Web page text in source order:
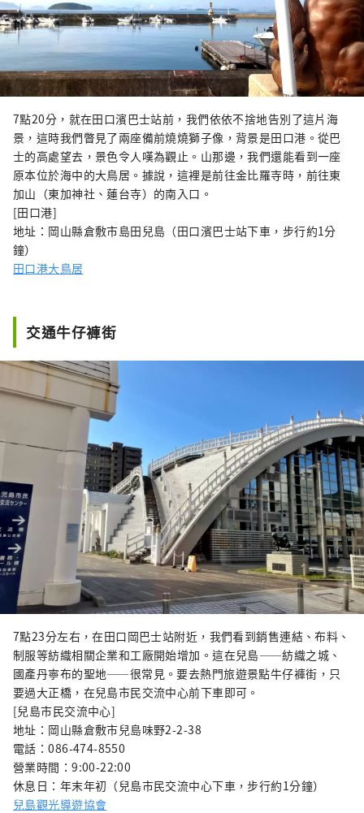
7點20分，就在田口濱巴士站前，我們依依不捨地告別了這片海
景，這時我們瞥見了兩座備前燒燒獅子像，背景是田口港。從巴
士的高處望去，景色令人嘆為觀止。山那邊，我們還能看到一座
原本位於海中的大鳥居。據說，這裡是前往金比羅寺時，前往東
加山（東加神社、蓮台寺）的南入口。
[田口港]
地址：岡山縣倉敷市島田兒島（田口濱巴士站下車，步行約1分
鐘）
田口港大鳥居
交通牛仔褲街
7點23分左右，在田口岡巴士站附近，我們看到銷售連結、布料、
制服等紡織相關企業和工廠開始增加。這在兒島——紡織之城、
國產丹寧布的聖地——很常見。要去熱門旅遊景點牛仔褲街，只
要過大正橋，在兒島市民交流中心前下車即可。
[兒島市民交流中心]
地址：岡山縣倉敷市兒島味野2-2-38
電話：086-474-8550
營業時間：9:00-22:00
休息日：年末年初（兒島市民交流中心下車，步行約1分鐘）
兒島觀光導遊協會